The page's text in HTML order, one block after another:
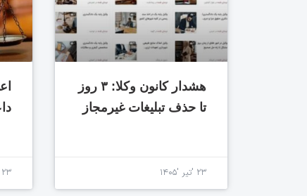
هشدار کانون وکلا: ۳ روز
تا حذف تبلیغات غیرمجاز
۲۳ 'تیر '۱۴۰۵ ۲۳ 'تیر '۱۴۰۵